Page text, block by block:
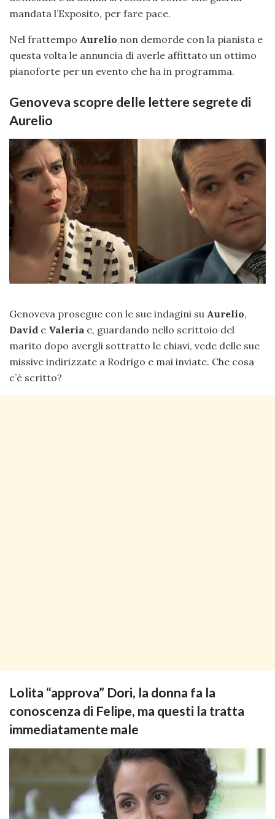
mandata l’Exposito, per fare pace.
Nel frattempo Aurelio non demorde con la pianista e
questa volta le annuncia di averle affittato un ottimo
pianoforte per un evento che ha in programma.
Genoveva scopre delle lettere segrete di
Aurelio
Genoveva prosegue con le sue indagini su Aurelio,
David e Valeria e, guardando nello scrittoio del
marito dopo avergli sottratto le chiavi, vede delle sue
missive indirizzate a Rodrigo e mai inviate. Che cosa
c’è scritto?
Lolita “approva” Dori, la donna fa la
conoscenza di Felipe, ma questi la tratta
immediatamente male